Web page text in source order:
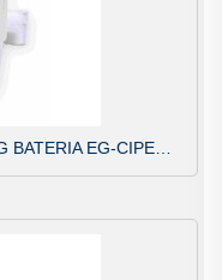
CAMARA DE SEGURIDAD CEVIK 4G BATERIA EG-CIPEXT4G002